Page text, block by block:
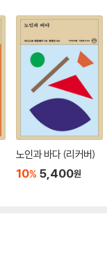
노인과 바다 (리커버)
10% 5,400원